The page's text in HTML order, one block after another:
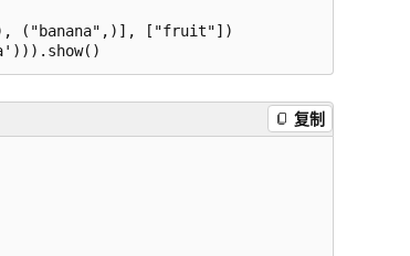
("banana",)], ["fruit"])
复制